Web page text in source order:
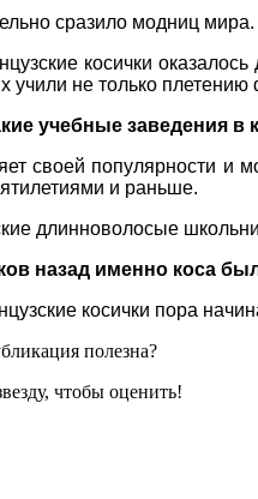
сразило модниц
косички
учили не только
учебные заведения
своей популярности и
и раньше.
длинноволосые
назад именно коса
косички пора
полезна?
чтобы оценить!